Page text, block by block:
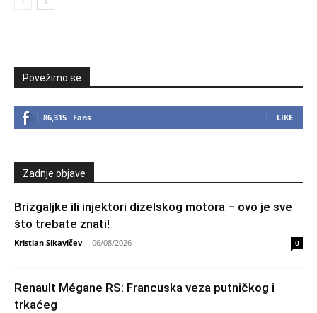
Povežimo se
86,315 Fans LIKE
Zadnje objave
Brizgaljke ili injektori dizelskog motora – ovo je sve
što trebate znati!
Kristian Sikavičev - 06/08/2026 0
Renault Mégane RS: Francuska veza putničkog i
trkaćeg